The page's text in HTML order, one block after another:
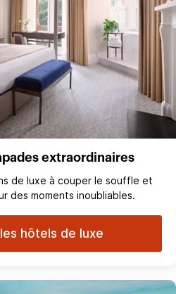
extraordinaires
de luxe à couper le souffle et
des moments inoubliables.
hôtels de luxe